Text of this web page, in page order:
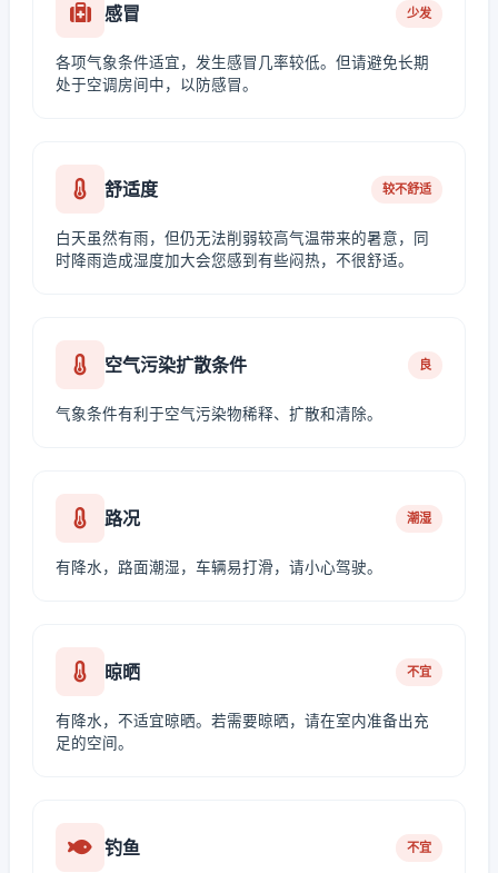
感冒 少发
各项气象条件适宜，发生感冒几率较低。但请避免长期
处于空调房间中，以防感冒。
舒适度 较不舒适
白天虽然有雨，但仍无法削弱较高气温带来的暑意，同
时降雨造成湿度加大会您感到有些闷热，不很舒适。
空气污染扩散条件 良
气象条件有利于空气污染物稀释、扩散和清除。
路况 潮湿
有降水，路面潮湿，车辆易打滑，请小心驾驶。
晾晒 不宜
有降水，不适宜晾晒。若需要晾晒，请在室内准备出充
足的空间。
钓鱼 不宜